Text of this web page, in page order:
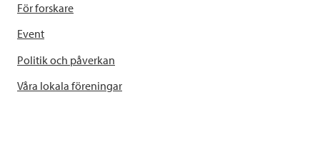
För forskare
Event
Politik och påverkan
Våra lokala föreningar